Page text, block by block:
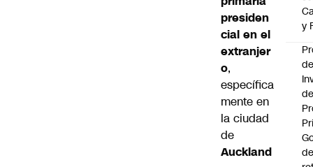
presiden
cial en el
extranjer
o,
específica
mente en
la ciudad
de
Auckland
y
de